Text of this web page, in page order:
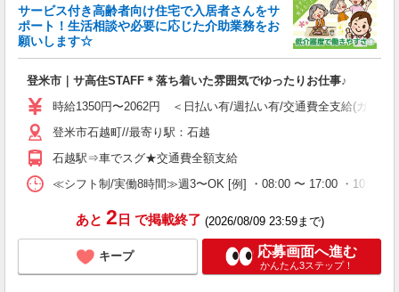
サービス付き高齢者向け住宅で入居者さんをサ
ポート！生活相談や必要に応じた介助業務をお
願いします☆
登米市｜サ高住STAFF＊落ち着いた雰囲気でゆったりお仕事♪
時給1350円〜2062円 ＜日払い有/週払い有/交通費全支給(ガソリ
登米市石越町//最寄り駅：石越
石越駅⇒車でスグ★交通費全額支給
≪シフト制/実働8時間≫週3〜OK [例] ・08:00 〜 17:00 ・10:00
あと 2 日 で掲載終了 (2026/08/09 23:59まで)
キープ 応募画面へ進む
かんたん3ステップ！